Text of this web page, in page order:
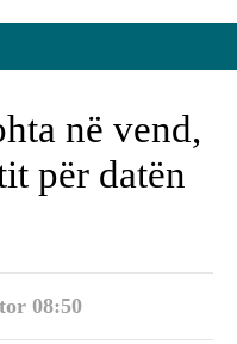
në vend,
për datën
08:50